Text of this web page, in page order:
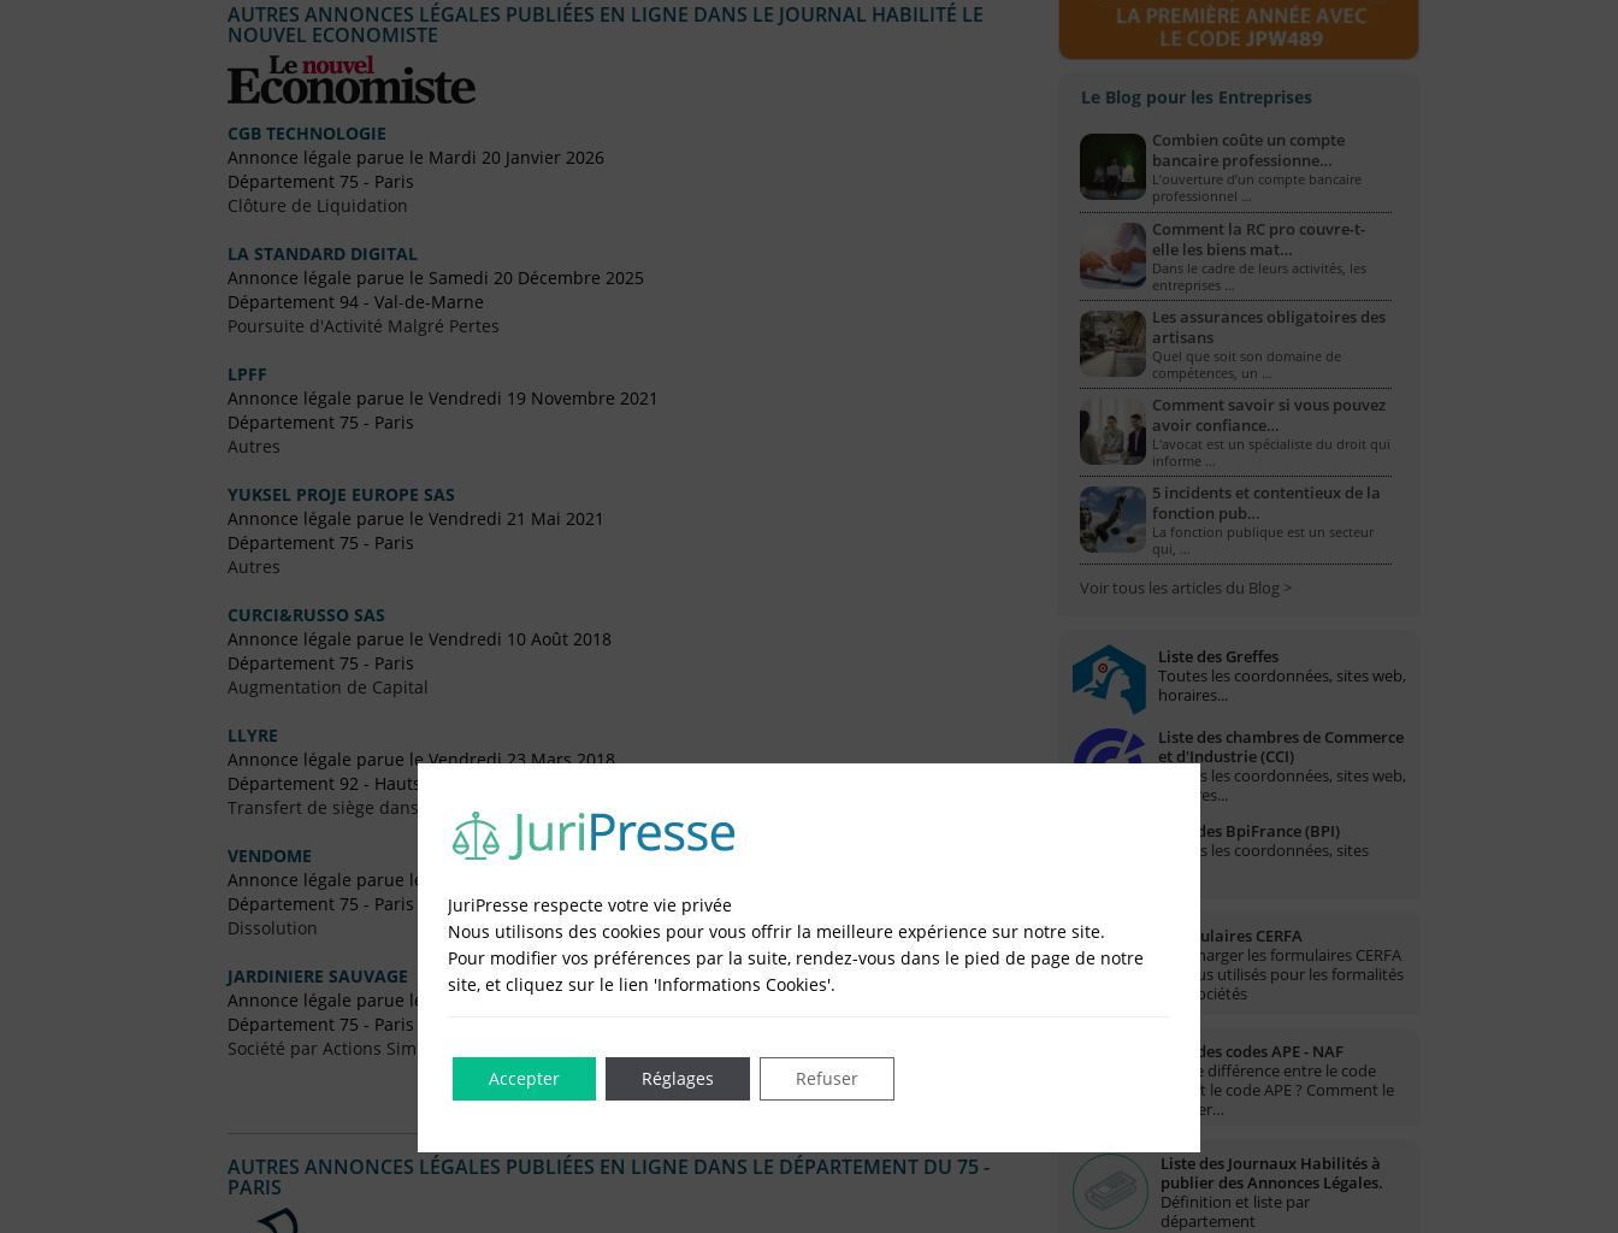
AUTRES ANNONCES LÉGALES PUBLIÉES EN LIGNE DANS LE JOURNAL HABILITÉ LE
NOUVEL ECONOMISTE
CGB TECHNOLOGIE
Annonce légale parue le Mardi 20 Janvier 2026
Département 75 - Paris
Clôture de Liquidation
LA STANDARD DIGITAL
Annonce légale parue le Samedi 20 Décembre 2025
Département 94 - Val-de-Marne
Poursuite d'Activité Malgré Pertes
LPFF
Annonce légale parue le Vendredi 19 Novembre 2021
Département 75 - Paris
Autres
YUKSEL PROJE EUROPE SAS
Annonce légale parue le Vendredi 21 Mai 2021
Département 75 - Paris
Autres
CURCI&RUSSO SAS
Annonce légale parue le Vendredi 10 Août 2018
Département 75 - Paris
Augmentation de Capital
LLYRE
Annonce légale parue le Vendredi 23 Mars 2018
Département 92 - Hauts-de-Seine
Transfert de siège dans le Même Département
VENDOME
Annonce légale parue le Vendredi 21 Juillet 2017
Département 75 - Paris
Dissolution
JARDINIERE SAUVAGE
Annonce légale parue le Vendredi 29 Juillet 2016
Département 75 - Paris
Société par Actions Simplifiées Unipersonnelle (SASU)
AUTRES ANNONCES LÉGALES PUBLIÉES EN LIGNE DANS LE DÉPARTEMENT DU 75 -
PARIS
Le Blog pour les Entreprises
Combien coûte un compte
bancaire professionne…
L’ouverture d’un compte bancaire
professionnel …
Comment la RC pro couvre-t-
elle les biens mat…
Dans le cadre de leurs activités, les
entreprises …
Les assurances obligatoires des
artisans
Quel que soit son domaine de
compétences, un …
Comment savoir si vous pouvez
avoir confiance…
L'avocat est un spécialiste du droit qui
informe …
5 incidents et contentieux de la
fonction pub…
La fonction publique est un secteur
qui, …
Voir tous les articles du Blog >
Liste des Greffes
Toutes les coordonnées, sites web,
horaires...
Liste des chambres de Commerce
et d'Industrie (CCI)
Toutes les coordonnées, sites web,
horaires...
Liste des BpiFrance (BPI)
Toutes les coordonnées, sites
Formulaires CERFA
Télécharger les formulaires CERFA
les plus utilisés pour les formalités
des sociétés
Liste des codes APE - NAF
Quelle différence entre le code
NAF et le code APE ? Comment le
trouver…
Liste des Journaux Habilités à
publier des Annonces Légales.
Définition et liste par
département
JuriPresse respecte votre vie privée
Nous utilisons des cookies pour vous offrir la meilleure expérience sur notre site.
Pour modifier vos préférences par la suite, rendez-vous dans le pied de page de notre
site, et cliquez sur le lien 'Informations Cookies'.
Accepter Refuser
Réglages